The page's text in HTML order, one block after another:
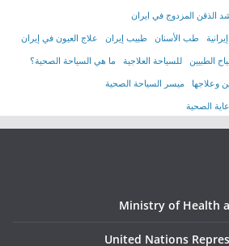
الذقن المزدوج في ايران
طب الأسنان طبيب إيران
علاج العيون في إيران
الطبيين للسياحة العلاجية
ما هي السياحة الصحية؟
وعلاجها
ميسر السياحة الصحية
الصحية
Ministry of Health
United Nations